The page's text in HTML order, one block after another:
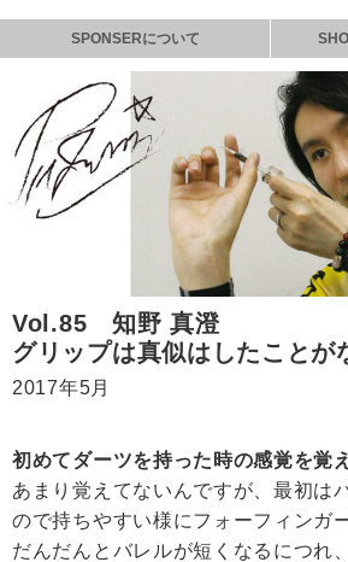
SPONSERについて
Vol.85 知野 真澄
グリップは真似はしたことが
2017年5月
初めてダーツを持った時の感覚を覚
あまり覚えてないんですが、最初は
ので持ちやすい様にフォーフィンガ
だんだんとバレルが短くなるにつれ